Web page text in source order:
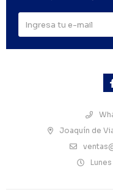
Joaquín de